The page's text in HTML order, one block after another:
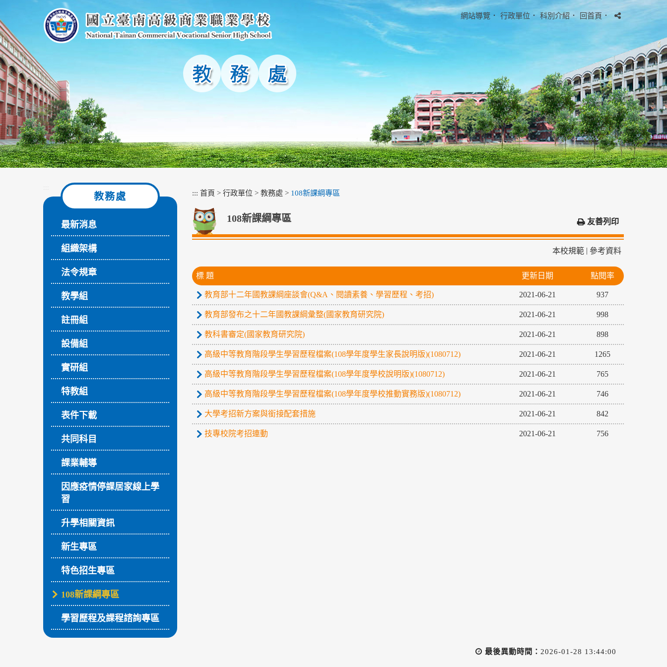
主
要
內
容
區
塊
網站導覽 ． 行政單位 ． 科別介紹． 回首頁．
:::
教務處
最新消息
組織架構
法令規章
教學組
註冊組
設備組
實研組
特教組
表件下載
共同科目
課業輔導
因應疫情停課居家線上學
習
升學相關資訊
新生專區
特色招生專區
108新課綱專區
學習歷程及課程諮詢專區
::: 首頁 > 行政單位 > 教務處 > 108新課綱專區
108新課綱專區 友善列印
本校規範 | 參考資料
標 題 更新日期 點閱率
教育部十二年國教課綱座談會(Q&A、閱讀素養、學習歷程、考招) 2021-06-21 937
教育部發布之十二年國教課綱彙整(國家教育研究院) 2021-06-21 998
教科書審定(國家教育研究院) 2021-06-21 898
高級中等教育階段學生學習歷程檔案(108學年度學生家長說明版)(1080712) 2021-06-21 1265
高級中等教育階段學生學習歷程檔案(108學年度學校說明版)(1080712) 2021-06-21 765
高級中等教育階段學生學習歷程檔案(108學年度學校推動實務版)(1080712) 2021-06-21 746
大學考招新方案與銜接配套措施 2021-06-21 842
技專校院考招連動 2021-06-21 756
最後異動時間： 2026-01-28 13:44:00